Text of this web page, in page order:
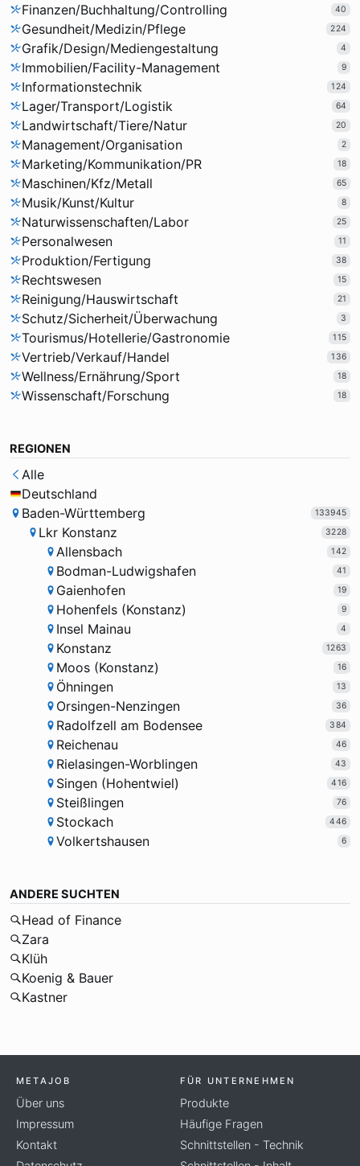
Finanzen/Buchhaltung/Controlling 40
Gesundheit/Medizin/Pflege 224
Grafik/Design/Mediengestaltung 4
Immobilien/Facility-Management 9
Informationstechnik 124
Lager/Transport/Logistik 64
Landwirtschaft/Tiere/Natur 20
Management/Organisation 2
Marketing/Kommunikation/PR 18
Maschinen/Kfz/Metall 65
Musik/Kunst/Kultur 8
Naturwissenschaften/Labor 25
Personalwesen 11
Produktion/Fertigung 38
Rechtswesen 15
Reinigung/Hauswirtschaft 21
Schutz/Sicherheit/Überwachung 3
Tourismus/Hotellerie/Gastronomie 115
Vertrieb/Verkauf/Handel 136
Wellness/Ernährung/Sport 18
Wissenschaft/Forschung 18
REGIONEN
Alle
Deutschland
Baden-Württemberg
133945
Lkr Konstanz 3228
Allensbach 142
Bodman-Ludwigshafen 41
Gaienhofen 19
Hohenfels (Konstanz) 9
Insel Mainau 4
Konstanz 1263
Moos (Konstanz) 16
Öhningen 13
Orsingen-Nenzingen 36
Radolfzell am Bodensee 384
Reichenau 46
Rielasingen-Worblingen 43
Singen (Hohentwiel) 416
Steißlingen 76
Stockach 446
Volkertshausen 6
ANDERE SUCHTEN
Head of Finance
Zara
Klüh
Koenig & Bauer
Kastner
METAJOB
Über uns
Impressum
Kontakt
FÜR UNTERNEHMEN
Produkte
Häufige Fragen
Schnittstellen - Technik